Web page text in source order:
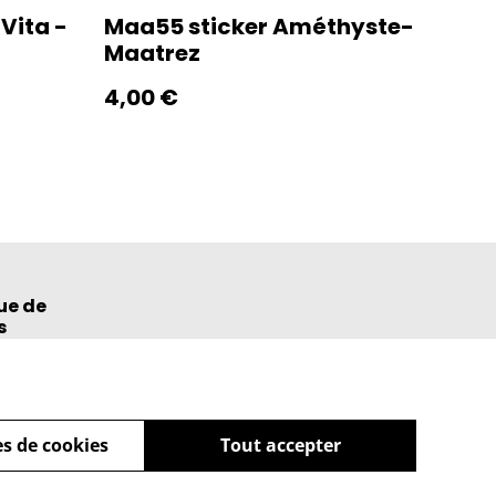
-
Maa55 sticker Améthyste-
Maatrez
4,00 €
de
Tout accepter
de cookies